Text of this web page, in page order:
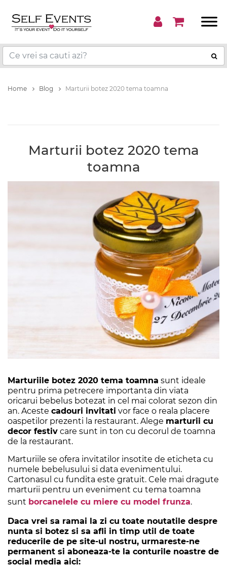
Home Blog Marturii botez 2020 tema toamna
Marturii botez 2020 tema
toamna
Marturiile botez 2020 tema toamna sunt ideale
pentru prima petrecere importanta din viata
oricarui bebelus botezat in cel mai colorat sezon din
an. Aceste cadouri invitati vor face o reala placere
oaspetilor prezenti la restaurant. Alege marturii cu
decor festiv care sunt in ton cu decorul de toamna
de la restaurant.
Marturiile se ofera invitatilor insotite de eticheta cu
numele bebelusului si data evenimentului.
Cartonasul cu fundita este gratuit. Cele mai dragute
marturii pentru un eveniment cu tema toamna
sunt borcanelele cu miere cu model frunza.
Daca vrei sa ramai la zi cu toate noutatile despre
nunta si botez si sa afli in timp util de toate
reducerile de pe site-ul nostru, urmareste-ne
permanent si aboneaza-te la conturile noastre de
social media aici: